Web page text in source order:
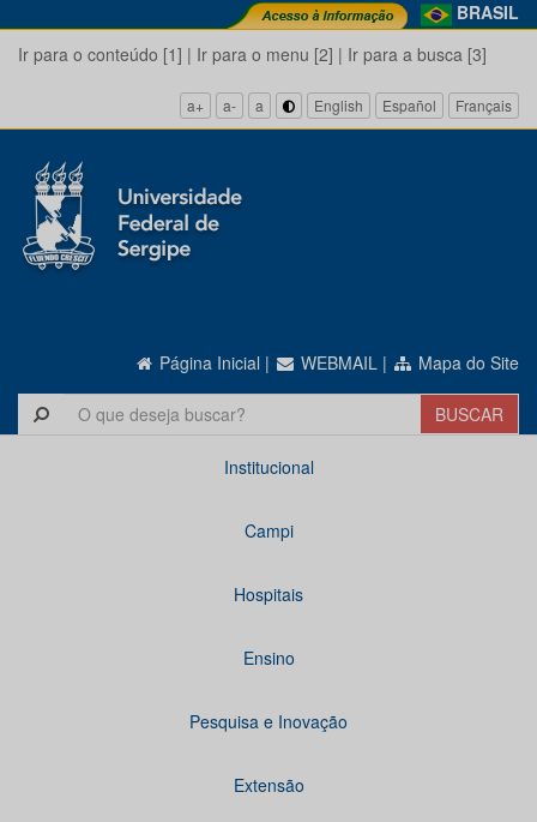
BRASIL
Ir para o conteúdo [1] | Ir para o menu [2] | Ir para a busca [3]
a+ a- a English Español Français
Página Inicial | WEBMAIL | Mapa do Site
Institucional
Campi
Hospitais
Ensino
Pesquisa e Inovação
Extensão